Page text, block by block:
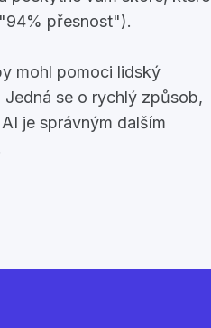
přesnost").
mohl pomoci lidský
se o rychlý způsob,
je správným dalším